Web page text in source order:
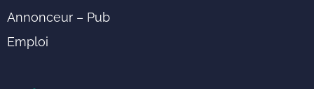
Annonceur – Pub
Emploi